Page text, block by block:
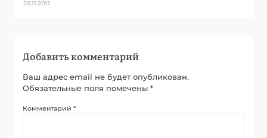
26.11.2011
Добавить комментарий
Ваш адрес email не будет опубликован.
Обязательные поля помечены*
Комментарий*